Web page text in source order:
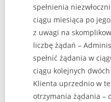
spełnienia
ciągu miesiąca po
z uwagi na
liczbę żądań –
spełnić żądania w
ciągu kolejnych
Klienta uprzednio w
otrzymania żądania –